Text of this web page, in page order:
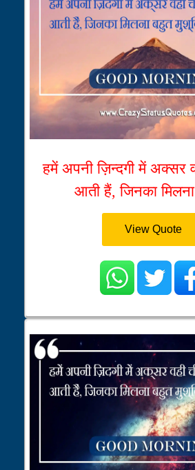
हमें अपनी ज़िन्दगी में अक्सर
आती हैं, जिनका
View Quote